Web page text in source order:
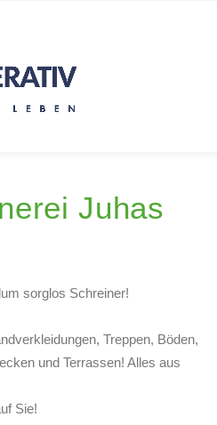
Juhas
sorglos Schreiner!
Treppen, Böden,
und Terrassen! Alles aus
Sie!